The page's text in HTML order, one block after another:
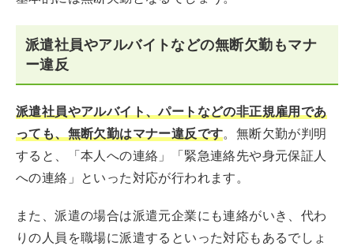
派遣社員やアルバイトなどの無断欠勤もマナ
ー違反
派遣社員やアルバイト、パートなどの非正規雇用であ
っても、無断欠勤はマナー違反です。無断欠勤が判明
すると、「本人への連絡」「緊急連絡先や身元保証人
への連絡」といった対応が行われます。
また、派遣の場合は派遣元企業にも連絡がいき、代わ
りの人員を職場に派遣するといった対応もあるでしょ